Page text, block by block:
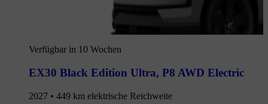
Verfügbar in 10 Wochen
EX30 Black Edition Ultra, P8 AWD Electric
2027 • 449 km elektrische Reichweite